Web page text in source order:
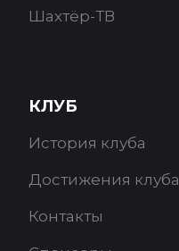
Шахтёр-ТВ
КЛУБ
История клуба
Достижения клуба
Контакты